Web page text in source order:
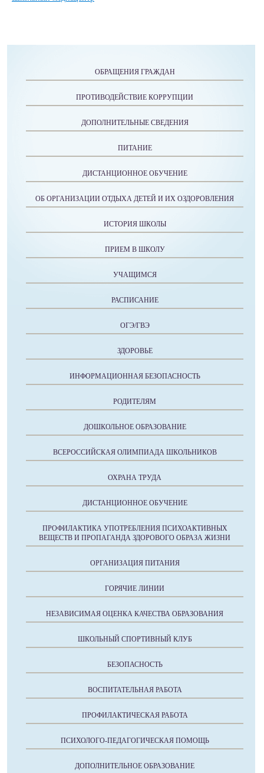
ОБРАЩЕНИЯ ГРАЖДАН
ПРОТИВОДЕЙСТВИЕ КОРРУПЦИИ
ДОПОЛНИТЕЛЬНЫЕ СВЕДЕНИЯ
ПИТАНИЕ
ДИСТАНЦИОННОЕ ОБУЧЕНИЕ
ОБ ОРГАНИЗАЦИИ ОТДЫХА ДЕТЕЙ И ИХ ОЗДОРОВЛЕНИЯ
ИСТОРИЯ ШКОЛЫ
ПРИЕМ В ШКОЛУ
УЧАЩИМСЯ
РАСПИСАНИЕ
ОГЭ/ГВЭ
ЗДОРОВЬЕ
ИНФОРМАЦИОННАЯ БЕЗОПАСНОСТЬ
РОДИТЕЛЯМ
ДОШКОЛЬНОЕ ОБРАЗОВАНИЕ
ВСЕРОССИЙСКАЯ ОЛИМПИАДА ШКОЛЬНИКОВ
ОХРАНА ТРУДА
ДИСТАНЦИОННОЕ ОБУЧЕНИЕ
ПРОФИЛАКТИКА УПОТРЕБЛЕНИЯ ПСИХОАКТИВНЫХ
ВЕЩЕСТВ И ПРОПАГАНДА ЗДОРОВОГО ОБРАЗА ЖИЗНИ
ОРГАНИЗАЦИЯ ПИТАНИЯ
ГОРЯЧИЕ ЛИНИИ
НЕЗАВИСИМАЯ ОЦЕНКА КАЧЕСТВА ОБРАЗОВАНИЯ
ШКОЛЬНЫЙ СПОРТИВНЫЙ КЛУБ
БЕЗОПАСНОСТЬ
ВОСПИТАТЕЛЬНАЯ РАБОТА
ПРОФИЛАКТИЧЕСКАЯ РАБОТА
ПСИХОЛОГО-ПЕДАГОГИЧЕСКАЯ ПОМОЩЬ
ДОПОЛНИТЕЛЬНОЕ ОБРАЗОВАНИЕ